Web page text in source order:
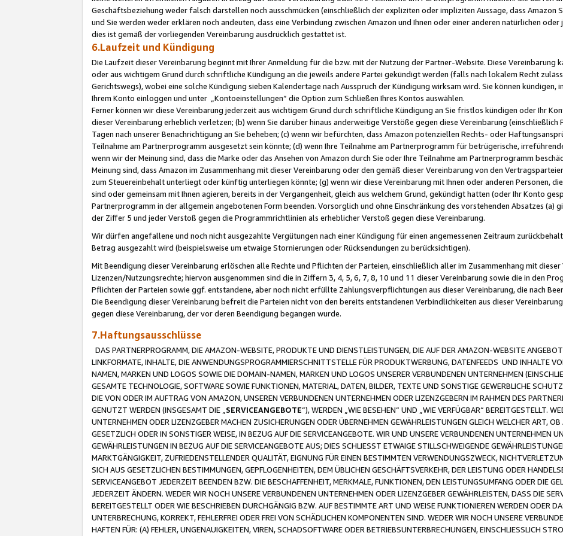
Geschäftsbeziehung weder falsch darstellen noch ausschmücken (einschließlich der expliziten oder impliziten Aussage, dass
und Sie werden weder erklären noch andeuten, dass eine Verbindung zwischen Amazon und Ihnen oder einer anderen natürlichen oder
dies ist gemäß der vorliegenden Vereinbarung ausdrücklich gestattet ist.
6.Laufzeit und Kündigung
Die Laufzeit dieser Vereinbarung beginnt mit Ihrer Anmeldung für die bzw. mit der Nutzung der Partner-Website. Diese Vereinbarung
oder aus wichtigem Grund durch schriftliche Kündigung an die jeweils andere Partei gekündigt werden (falls nach lokalem Recht
Gerichtswegs), wobei eine solche Kündigung sieben Kalendertage nach Ausspruch der Kündigung wirksam wird. Sie können kündigen,
Ihrem Konto einloggen und unter „Kontoeinstellungen“ die Option zum Schließen Ihres Kontos auswählen.
Ferner können wir diese Vereinbarung jederzeit aus wichtigem Grund durch schriftliche Kündigung an Sie fristlos kündigen oder Ihr
dieser Vereinbarung erheblich verletzen; (b) wenn Sie darüber hinaus anderweitige Verstöße gegen diese Vereinbarung
Tagen nach unserer Benachrichtigung an Sie beheben; (c) wenn wir befürchten, dass Amazon potenziellen Rechts- oder
Teilnahme am Partnerprogramm ausgesetzt sein könnte; (d) wenn Ihre Teilnahme am Partnerprogramm für betrügerische,
wenn wir der Meinung sind, dass die Marke oder das Ansehen von Amazon durch Sie oder Ihre Teilnahme am Partnerprogramm
Meinung sind, dass Amazon im Zusammenhang mit dieser Vereinbarung oder den gemäß dieser Vereinbarung von den
zum Steuereinbehalt unterliegt oder künftig unterliegen könnte; (g) wenn wir diese Vereinbarung mit Ihnen oder anderen Personen,
sind oder gemeinsam mit Ihnen agieren, bereits in der Vergangenheit, gleich aus welchem Grund, gekündigt hatten (oder Ihr Konto
Partnerprogramm in der allgemein angebotenen Form beenden. Vorsorglich und ohne Einschränkung des vorstehenden Absatzes (a)
der Ziffer 5 und jeder Verstoß gegen die Programmrichtlinien als erheblicher Verstoß gegen diese Vereinbarung.
Wir dürfen angefallene und noch nicht ausgezahlte Vergütungen nach einer Kündigung für einen angemessenen Zeitraum
Betrag ausgezahlt wird (beispielsweise um etwaige Stornierungen oder Rücksendungen zu berücksichtigen).
Mit Beendigung dieser Vereinbarung erlöschen alle Rechte und Pflichten der Parteien, einschließlich aller im Zusammenhang mit
Lizenzen/Nutzungsrechte; hiervon ausgenommen sind die in Ziffern 3, 4, 5, 6, 7, 8, 10 und 11 dieser Vereinbarung sowie die in den
Pflichten der Parteien sowie ggf. entstandene, aber noch nicht erfüllte Zahlungsverpflichtungen aus dieser Vereinbarung, die nach
Die Beendigung dieser Vereinbarung befreit die Parteien nicht von den bereits entstandenen Verbindlichkeiten aus dieser
gegen diese Vereinbarung, der vor deren Beendigung begangen wurde.
7.Haftungsausschlüsse
DAS PARTNERPROGRAMM, DIE AMAZON-WEBSITE, PRODUKTE UND DIENSTLEISTUNGEN, DIE AUF DER AMAZON-WEBSITE
LINKFORMATE, INHALTE, DIE ANWENDUNGSPROGRAMMIERSCHNITTSTELLE FÜR PRODUKTWERBUNG, DATENFEEDS UND INHALTE
NAMEN, MARKEN UND LOGOS SOWIE DIE DOMAIN-NAMEN, MARKEN UND LOGOS UNSERER VERBUNDENEN UNTERNEHMEN
GESAMTE TECHNOLOGIE, SOFTWARE SOWIE FUNKTIONEN, MATERIAL, DATEN, BILDER, TEXTE UND SONSTIGE GEWERBLICHE
DIE VON ODER IM AUFTRAG VON AMAZON, UNSEREN VERBUNDENEN UNTERNEHMEN ODER LIZENZGEBERN IM RAHMEN DES
GENUTZT WERDEN (INSGESAMT DIE „ SERVICEANGEBOTE“), WERDEN „WIE BESEHEN“ UND „WIE VERFÜGBAR“ BEREITGESTELLT.
UNTERNEHMEN ODER LIZENZGEBER MACHEN ZUSICHERUNGEN ODER ÜBERNEHMEN GEWÄHRLEISTUNGEN GLEICH WELCHER ART,
GESETZLICH ODER IN SONSTIGER WEISE, IN BEZUG AUF DIE SERVICEANGEBOTE. WIR UND UNSERE VERBUNDENEN UNTERNEHMEN
GEWÄHRLEISTUNGEN IN BEZUG AUF DIE SERVICEANGEBOTE AUS; DIES SCHLIESST ETWAIGE STILLSCHWEIGENDE
MARKTGÄNGIGKEIT, ZUFRIEDENSTELLENDER QUALITÄT, EIGNUNG FÜR EINEN BESTIMMTEN VERWENDUNGSZWECK,
SICH AUS GESETZLICHEN BESTIMMUNGEN, GEPFLOGENHEITEN, DEM ÜBLICHEN GESCHÄFTSVERKEHR, DER LEISTUNG ODER
SERVICEANGEBOT JEDERZEIT BEENDEN BZW. DIE BESCHAFFENHEIT, MERKMALE, FUNKTIONEN, DEN LEISTUNGSUMFANG ODER DIE
JEDERZEIT ÄNDERN. WEDER WIR NOCH UNSERE VERBUNDENEN UNTERNEHMEN ODER LIZENZGEBER GEWÄHRLEISTEN, DASS DIE
BEREITGESTELLT ODER WIE BESCHRIEBEN DURCHGÄNGIG BZW. AUF BESTIMMTE ART UND WEISE FUNKTIONIEREN WERDEN ODER
UNTERBRECHUNG, KORREKT, FEHLERFREI ODER FREI VON SCHÄDLICHEN KOMPONENTEN SIND. WEDER WIR NOCH UNSERE
HAFTEN FÜR: (A) FEHLER, UNGENAUIGKEITEN, VIREN, SCHADSOFTWARE ODER BETRIEBSUNTERBRECHUNGEN, EINSCHLIESSLICH